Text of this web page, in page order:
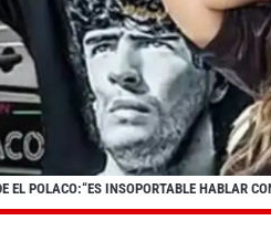
EL POLACO:“ES INSOPORTABLE HABLAR